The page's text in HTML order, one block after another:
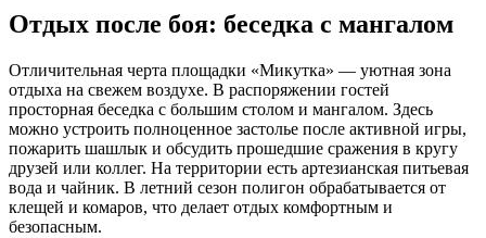
Отдых после боя: беседка с мангалом
Отличительная черта площадки «Микутка» — уютная зона
отдыха на свежем воздухе. В распоряжении гостей
просторная беседка с большим столом и мангалом. Здесь
можно устроить полноценное застолье после активной игры,
пожарить шашлык и обсудить прошедшие сражения в кругу
друзей или коллег. На территории есть артезианская питьевая
вода и чайник. В летний сезон полигон обрабатывается от
клещей и комаров, что делает отдых комфортным и
безопасным.